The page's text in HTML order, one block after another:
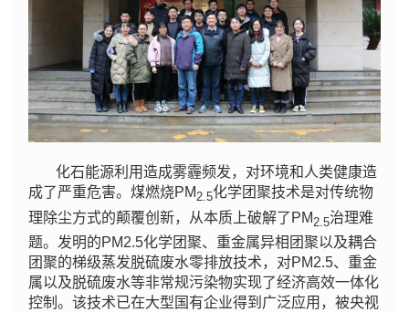
化石能源利用造成雾霾频发，对环境和人类健康造
成了严重危害。煤燃烧PM2.5化学团聚技术是对传统物
理除尘方式的颠覆创新，从本质上破解了PM 2.5治理难
题。发明的PM2.5化学团聚、重金属异相团聚以及耦合
团聚的梯级蒸发脱硫废水零排放技术，对PM2.5、重金
属以及脱硫废水等非常规污染物实现了经济高效一体化
控制。该技术已在大型国有企业得到广泛应用，被央视